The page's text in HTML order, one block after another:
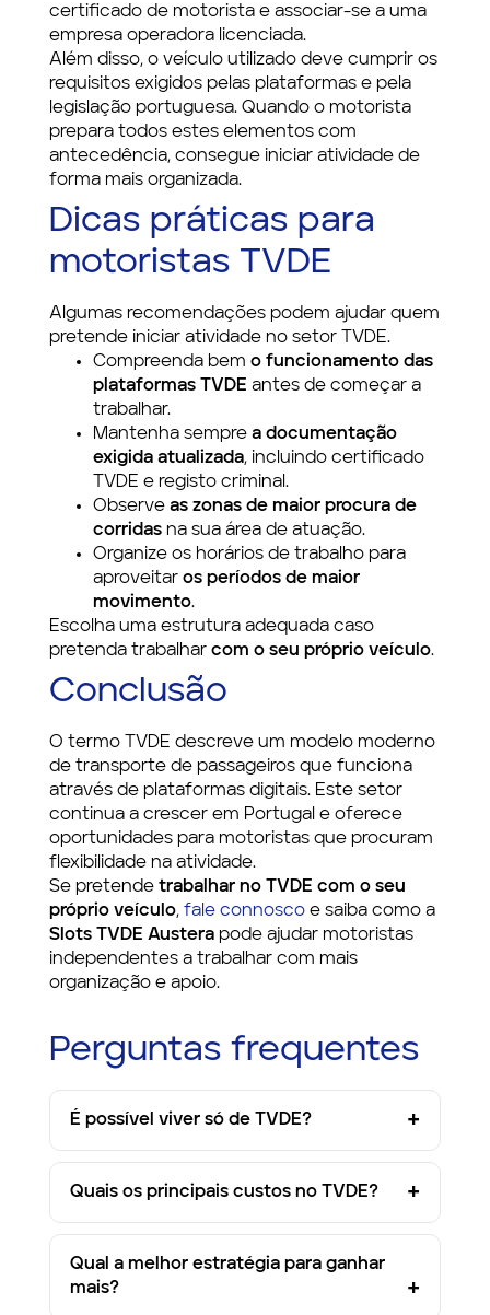
certificado de motorista e associar-se a uma
empresa operadora licenciada.
Além disso, o veículo utilizado deve cumprir os
requisitos exigidos pelas plataformas e pela
legislação portuguesa. Quando o motorista
prepara todos estes elementos com
antecedência, consegue iniciar atividade de
forma mais organizada.
Dicas práticas para
motoristas TVDE
Algumas recomendações podem ajudar quem
pretende iniciar atividade no setor TVDE.
Compreenda bem o funcionamento das
plataformas TVDE antes de começar a
trabalhar.
Mantenha sempre a documentação
exigida atualizada, incluindo certificado
TVDE e registo criminal.
Observe as zonas de maior procura de
corridasna sua área de atuação.
Organize os horários de trabalho para
aproveitar os períodos de maior
movimento.
Escolha uma estrutura adequada caso
pretenda trabalhar com o seu próprio veículo.
Conclusão
O termo TVDE descreve um modelo moderno
de transporte de passageiros que funciona
através de plataformas digitais. Este setor
continua a crescer em Portugal e oferece
oportunidades para motoristas que procuram
flexibilidade na atividade.
Se pretende trabalhar no TVDE com o seu
próprio veículo, fale connoscoe saiba como a
Slots TVDE Austerapode ajudar motoristas
independentes a trabalhar com mais
organização e apoio.
Perguntas frequentes
É possível viver só de TVDE?
Quais os principais custos no TVDE?
Qual a melhor estratégia para ganhar
mais?